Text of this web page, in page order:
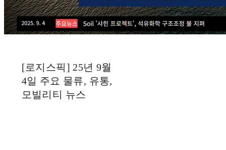
[로지스픽] 25년 9월
4일 주요 물류, 유통,
모빌리티 뉴스